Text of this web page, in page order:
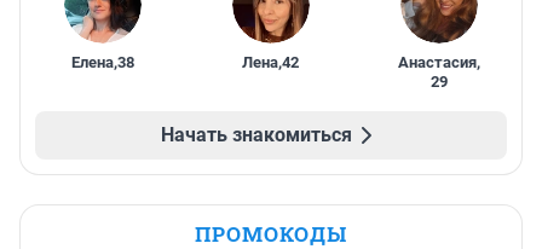
Елена,38 Лена,42 Анастасия,
29
Начать знакомиться
ПРОМОКОДЫ